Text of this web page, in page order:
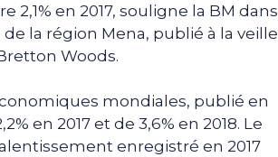
2,1% en 2017, souligne la BM dans
la région Mena, publié à la veille
Woods.
mondiales, publié en
en 2017 et de 3,6% en 2018. Le
enregistré en 2017